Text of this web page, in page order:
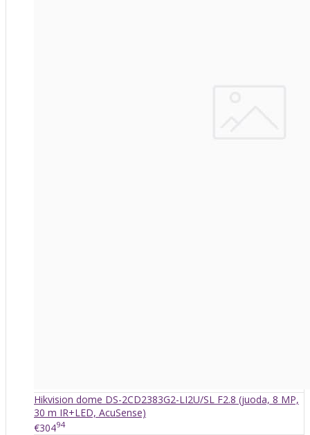
Hikvision dome DS-2CD2383G2-LI2U/SL F2.8 (juoda, 8 MP,
30 m IR+LED, AcuSense)
€30494